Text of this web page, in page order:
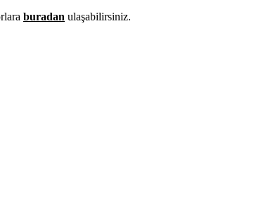
buradan ulaşabilirsiniz.